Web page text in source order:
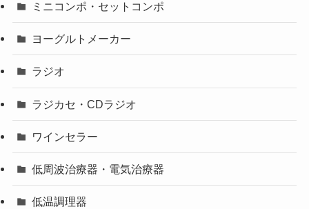
ミニコンポ・セットコンポ
ヨーグルトメーカー
ラジオ
ラジカセ・CDラジオ
ワインセラー
低周波治療器・電気治療器
低温調理器